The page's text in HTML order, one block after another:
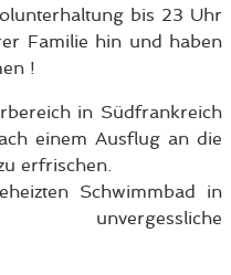
bis 23 Uhr
Familie hin und haben
!
in Südfrankreich
einem Ausflug an die
erfrischen.
Schwimmbad in